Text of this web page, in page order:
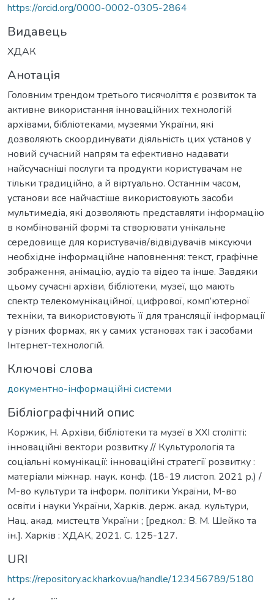
https://orcid.org/0000-0002-0305-2864
Видавець
ХДАК
Анотація
Головним трендом третього тисячоліття є розвиток та
активне використання інноваційних технологій
архівами, бібліотеками, музеями України, які
дозволяють скоординувати діяльність цих установ у
новий сучасний напрям та ефективно надавати
найсучасніші послуги та продукти користувачам не
тільки традиційно, а й віртуально. Останнім часом,
установи все найчастіше використовують засоби
мультимедіа, які дозволяють представляти інформацію
в комбінованій формі та створювати унікальне
середовище для користувачів/відвідувачів міксуючи
необхідне інформаційне наповнення: текст, графічне
зображення, анімацію, аудіо та відео та інше. Завдяки
цьому сучасні архіви, бібліотеки, музеї, що мають
спектр телекомунікаційної, цифрової, комп’ютерної
техніки, та використовують її для трансляції інформації
у різних формах, як у самих установах так і засобами
Інтернет-технологій.
Ключові слова
документно-інформаційні системи
Бібліографічний опис
Коржик, Н. Архіви, бібліотеки та музеї в ХХІ столітті:
інноваційні вектори розвитку // Культурологія та
соціальні комунікації: інноваційні стратегії розвитку :
матеріали міжнар. наук. конф. (18-19 листоп. 2021 р.) /
М-во культури та інформ. політики України, М-во
освіти і науки України, Харків. держ. акад. культури,
Нац. акад. мистецтв України ; [редкол.: В. М. Шейко та
ін.]. Харків : ХДАК, 2021. С. 125-127.
URI
https://repository.ac.kharkov.ua/handle/123456789/5180